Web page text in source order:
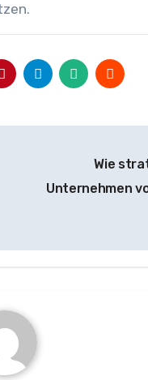
Wie
Unternehmen